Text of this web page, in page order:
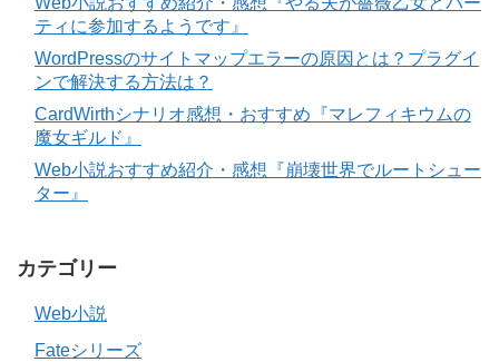
ティに参加するようです』
WordPressのサイトマップエラーの原因とは？プラグイ
ンで解決する方法は？
CardWirthシナリオ感想・おすすめ『マレフィキウムの
魔女ギルド』
Web小説おすすめ紹介・感想『崩壊世界でルートシュー
ター』
カテゴリー
Web小説
Fateシリーズ